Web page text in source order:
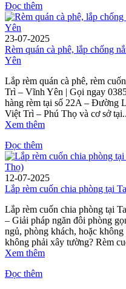
Đọc thêm
23-07-2025
Rèm quán cà phê, lắp chống
Yên
Lắp rèm quán cà phê, rèm
Trì – Vĩnh Yên | Gọi ngay
hàng rèm tại số 22A – Đường
Việt Trì – Phú Thọ và cơ sở
Xem thêm
Đọc thêm
12-07-2025
Lắp rèm cuốn chia phòng tại
Lắp rèm cuốn chia phòng tại
– Giải pháp ngăn đôi phòng
ngủ, phòng khách, hoặc
không phải xây tường? Rèm
Xem thêm
Đọc thêm